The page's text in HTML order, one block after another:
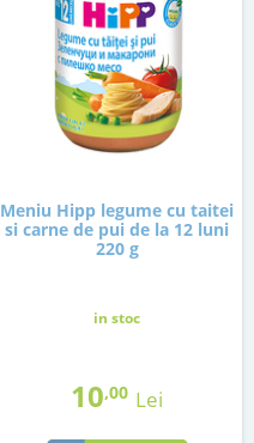
Meniu Hipp legume cu taitei
si carne de pui de la 12 luni
220 g
in stoc
10,00 Lei